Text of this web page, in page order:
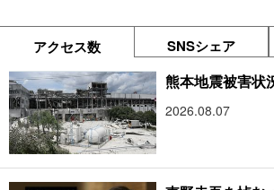
アクセス数 SNSシェア
熊本地震被害状
2026.08.07